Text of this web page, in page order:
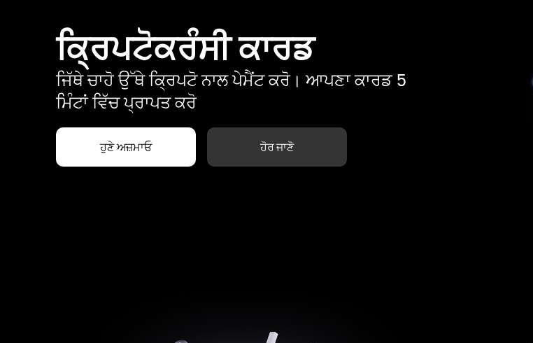
ਕ੍ਰਿਪਟੋਕਰੰਸੀ ਕਾਰਡ
ਜਿੱਥੇ ਚਾਹੋ ਉੱਥੇ ਕ੍ਰਿਪਟੋ ਨਾਲ ਪੇਮੈਂਟ ਕਰੋ। ਆਪਣਾ ਕਾਰਡ 5
ਮਿੰਟਾਂ ਵਿੱਚ ਪ੍ਰਾਪਤ ਕਰੋ
ਹੁਣੇ ਅਜ਼ਮਾਓ ਹੋਰ ਜਾਣੋ